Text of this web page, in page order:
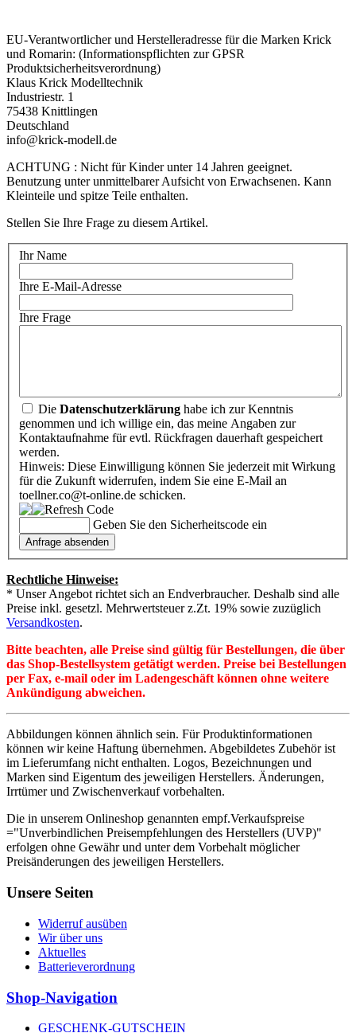
EU-Verantwortlicher und Herstelleradresse für die Marken Krick
und Romarin: (Informationspflichten zur GPSR
Produktsicherheitsverordnung)
Klaus Krick Modelltechnik
Industriestr. 1
75438 Knittlingen
Deutschland
info@krick-modell.de
ACHTUNG : Nicht für Kinder unter 14 Jahren geeignet.
Benutzung unter unmittelbarer Aufsicht von Erwachsenen. Kann
Kleinteile und spitze Teile enthalten.
Stellen Sie Ihre Frage zu diesem Artikel.
Ihr Name
Ihre E-Mail-Adresse
Ihre Frage
Die Datenschutzerklärung habe ich zur Kenntnis
genommen und ich willige ein, das meine Angaben zur
Kontaktaufnahme für evtl. Rückfragen dauerhaft gespeichert
werden.
Hinweis: Diese Einwilligung können Sie jederzeit mit Wirkung
für die Zukunft widerrufen, indem Sie eine E-Mail an
toellner.co@t-online.de schicken.
Geben Sie den Sicherheitscode ein
Rechtliche Hinweise:
* Unser Angebot richtet sich an Endverbraucher. Deshalb sind alle
Preise inkl. gesetzl. Mehrwertsteuer z.Zt. 19% sowie zuzüglich
Versandkosten.
Bitte beachten, alle Preise sind gültig für Bestellungen, die über
das Shop-Bestellsystem getätigt werden. Preise bei Bestellungen
per Fax, e-mail oder im Ladengeschäft können ohne weitere
Ankündigung abweichen.
Abbildungen können ähnlich sein. Für Produktinformationen
können wir keine Haftung übernehmen. Abgebildetes Zubehör ist
im Lieferumfang nicht enthalten. Logos, Bezeichnungen und
Marken sind Eigentum des jeweiligen Herstellers. Änderungen,
Irrtümer und Zwischenverkauf vorbehalten.
Die in unserem Onlineshop genannten empf.Verkaufspreise
="Unverbindlichen Preisempfehlungen des Herstellers (UVP)"
erfolgen ohne Gewähr und unter dem Vorbehalt möglicher
Preisänderungen des jeweiligen Herstellers.
Unsere Seiten
Widerruf ausüben
Wir über uns
Aktuelles
Batterieverordnung
Shop-Navigation
GESCHENK-GUTSCHEIN